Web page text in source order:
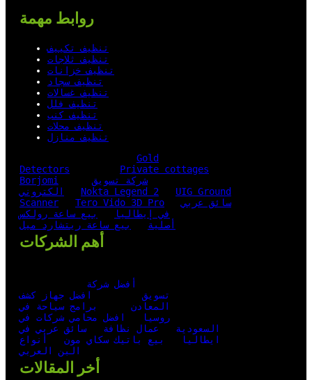
روابط مهمة
تنظيف تكييف
تنظيف ثلاجات
تنظيف خزانات
تنظيف سجاد
تنظيف غسالات
تنظيف فلل
تنظيف كنب
تنظيف محلات
تنظيف منازل
Gold
Detectors
Private cottages
Borjomi
شركة تسويق
الكتروني
Nokta Legend 2
UIG Ground
Scanner
Tero Vido 3D Pro
سائق عربي
في إيطاليا
بيع ساعة رولكس
أصلية
بيع ساعة ريتشارد ميل
أهم الشركات
أفضل شركة
تسويق
افضل جهاز كشف
المعادن
برامج سياحة في
روسيا
افضل محامي شركات في
السعودية
عمال نظافة
سائق عربي في
ايطاليا
بيع باتيك سكاي مون
أنواع
البن العربي
أخر المقالات